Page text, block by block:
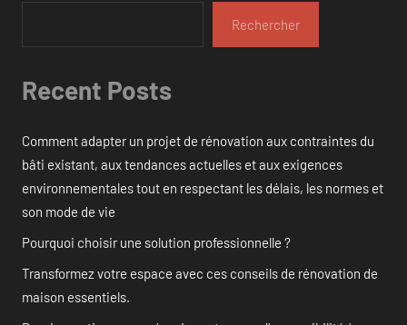
Rechercher
Recent Posts
Comment adapter un projet de rénovation aux contraintes du
bâti existant, aux tendances actuelles et aux exigences
environnementales tout en respectant les délais, les normes et
son mode de vie
Pourquoi choisir une solution professionnelle ?
Transformez votre espace avec ces conseils de rénovation de
maison essentiels.